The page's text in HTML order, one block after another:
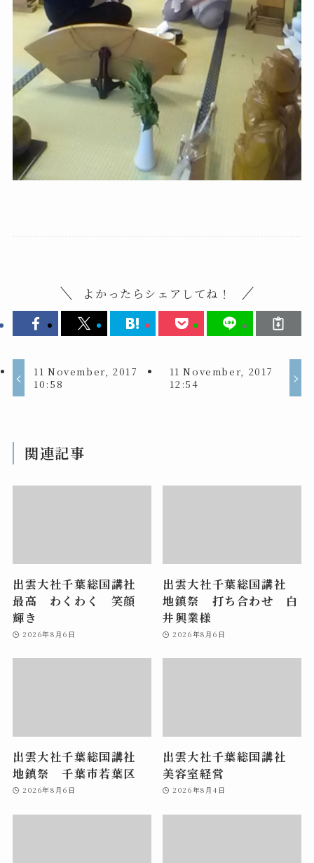
よかったらシェアしてね！
11 November, 2017
10:58
11 November, 2017
12:54
関連記事
出雲大社千葉総国講社
最高 わくわく 笑顔
輝き
2026年8月6日
出雲大社千葉総国講社
地鎮祭 打ち合わせ 白
井興業様
2026年8月6日
出雲大社千葉総国講社
地鎮祭 千葉市若葉区
2026年8月6日
出雲大社千葉総国講社
美容室経営
2026年8月4日